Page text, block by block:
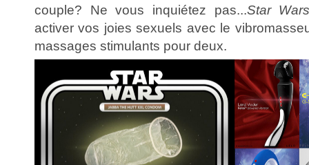
couple? Ne vous inquiétez pas...Star
activer vos joies sexuels avec le
massages stimulants pour deux.